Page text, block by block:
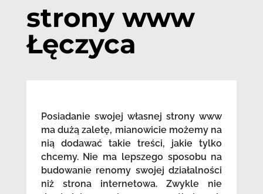
strony www
Łęczyca
Posiadanie swojej własnej strony www
ma dużą zaletę, mianowicie możemy na
nią dodawać takie treści, jakie tylko
chcemy. Nie ma lepszego sposobu na
budowanie renomy swojej działalności
niż strona internetowa. Zwykle nie